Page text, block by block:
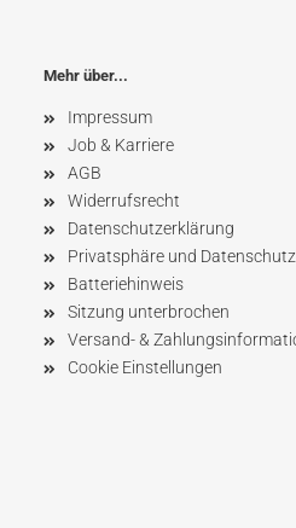
Mehr über...
Impressum
Job & Karriere
AGB
Widerrufsrecht
Datenschutzerklärung
Privatsphäre und Datenschutz
Batteriehinweis
Sitzung unterbrochen
Versand- &
Cookie Einstellungen